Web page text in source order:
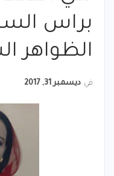
براس
الظواهر
في ديسمبر 31, 2017